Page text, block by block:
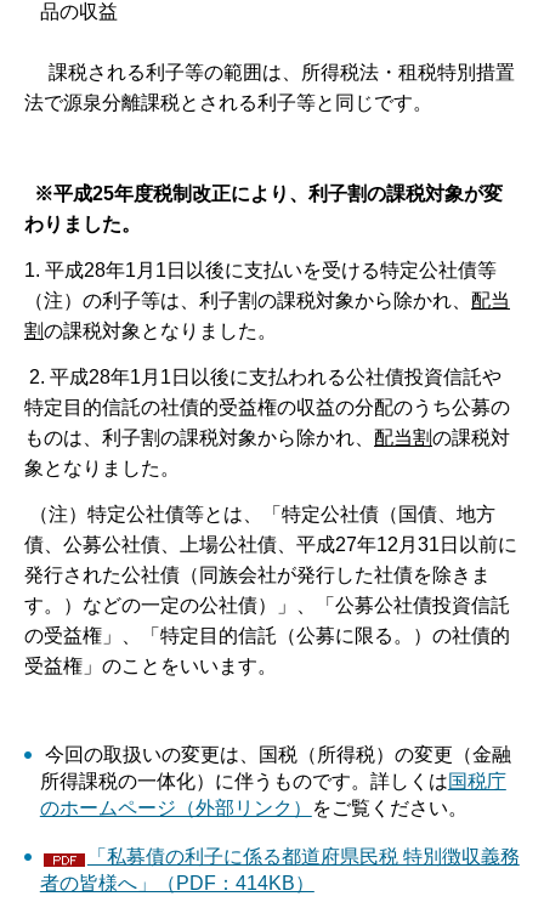
品の収益
課税される利子等の範囲は、所得税法・租税特別措置
法で源泉分離課税とされる利子等と同じです。
※平成25年度税制改正により、利子割の課税対象が変
わりました。
1. 平成28年1月1日以後に支払いを受ける特定公社債等
（注）の利子等は、利子割の課税対象から除かれ、 配当
割の課税対象となりました。
2. 平成28年1月1日以後に支払われる公社債投資信託や
特定目的信託の社債的受益権の収益の分配のうち公募の
ものは、利子割の課税対象から除かれ、 配当割の課税対
象となりました。
（注）特定公社債等とは、「特定公社債（国債、地方
債、公募公社債、上場公社債、平成27年12月31日以前に
発行された公社債（同族会社が発行した社債を除きま
す。）などの一定の公社債）」、「公募公社債投資信託
の受益権」、「特定目的信託（公募に限る。）の社債的
受益権」のことをいいます。
今回の取扱いの変更は、国税（所得税）の変更（金融
所得課税の一体化）に伴うものです。詳しくは国税庁
のホームページ（外部リンク）
をご覧ください。
「私募債の利子に係る都道府県民税 特別徴収義務
者の皆様へ」（PDF：414KB）